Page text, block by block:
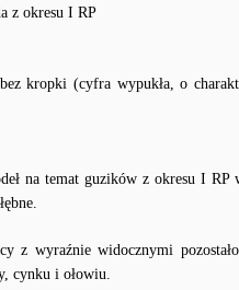
z okresu I RP
kropki (cyfra wypukła, o
na temat guzików z okresu I
z wyraźnie widocznymi
cynku i ołowiu.